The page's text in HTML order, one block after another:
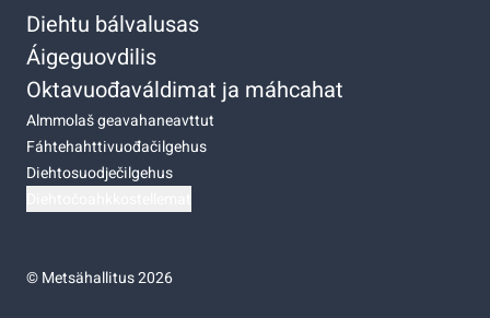
Diehtu bálvalusas
Áigeguovdilis
Oktavuođaváldimat ja máhcahat
Almmolaš geavahaneavttut
Fáhtehahttivuođačilgehus
Diehtosuodječilgehus
©Metsähallitus 2026